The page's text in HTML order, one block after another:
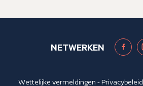
NETWERKEN
Wettelijke vermeldingen -Privacybeleid